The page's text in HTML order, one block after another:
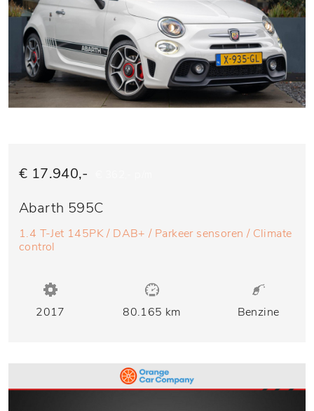
€ 17.940,-
Abarth 595C
1.4 T-Jet 145PK / DAB+ / Parkeer sensoren / Climate
control
2017 80.165 km Benzine